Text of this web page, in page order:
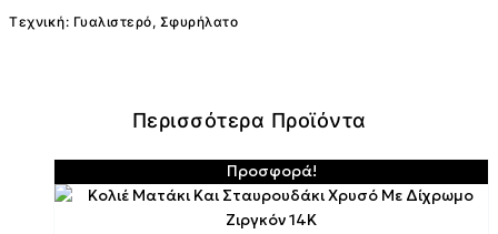
Τεχνική: Γυαλιστερό, Σφυρήλατο
Περισσότερα Προϊόντα
Προσφορά!